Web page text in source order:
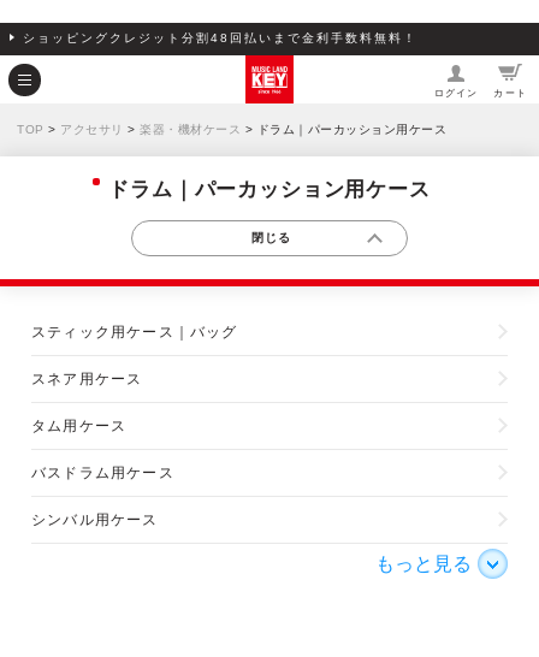
ショッピングクレジット分割48回払いまで金利手数料無料！
ログイン カート
TOP > アクセサリ > 楽器・機材ケース > ドラム｜パーカッション用ケース
ドラム｜パーカッション用ケース
スティック用ケース｜バッグ
スネア用ケース
タム用ケース
バスドラム用ケース
シンバル用ケース
もっと見る